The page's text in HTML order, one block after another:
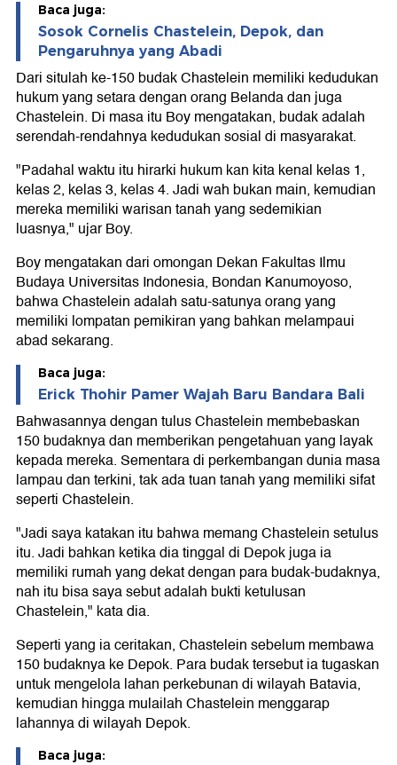
Baca juga:
Sosok Cornelis Chastelein, Depok, dan
Pengaruhnya yang Abadi
Dari situlah ke-150 budak Chastelein memiliki kedudukan
hukum yang setara dengan orang Belanda dan juga
Chastelein. Di masa itu Boy mengatakan, budak adalah
serendah-rendahnya kedudukan sosial di masyarakat.
"Padahal waktu itu hirarki hukum kan kita kenal kelas 1,
kelas 2, kelas 3, kelas 4. Jadi wah bukan main, kemudian
mereka memiliki warisan tanah yang sedemikian
luasnya," ujar Boy.
Boy mengatakan dari omongan Dekan Fakultas Ilmu
Budaya Universitas Indonesia, Bondan Kanumoyoso,
bahwa Chastelein adalah satu-satunya orang yang
memiliki lompatan pemikiran yang bahkan melampaui
abad sekarang.
Baca juga:
Erick Thohir Pamer Wajah Baru Bandara Bali
Bahwasannya dengan tulus Chastelein membebaskan
150 budaknya dan memberikan pengetahuan yang layak
kepada mereka. Sementara di perkembangan dunia masa
lampau dan terkini, tak ada tuan tanah yang memiliki sifat
seperti Chastelein.
"Jadi saya katakan itu bahwa memang Chastelein setulus
itu. Jadi bahkan ketika dia tinggal di Depok juga ia
memiliki rumah yang dekat dengan para budak-budaknya,
nah itu bisa saya sebut adalah bukti ketulusan
Chastelein," kata dia.
Seperti yang ia ceritakan, Chastelein sebelum membawa
150 budaknya ke Depok. Para budak tersebut ia tugaskan
untuk mengelola lahan perkebunan di wilayah Batavia,
kemudian hingga mulailah Chastelein menggarap
lahannya di wilayah Depok.
Baca juga: